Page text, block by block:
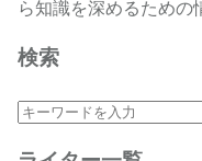
ら知識を深めるための
検索